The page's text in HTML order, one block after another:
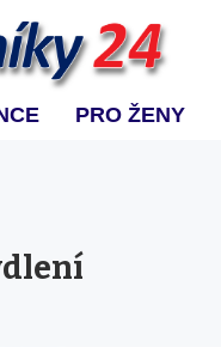
PRO ŽENY